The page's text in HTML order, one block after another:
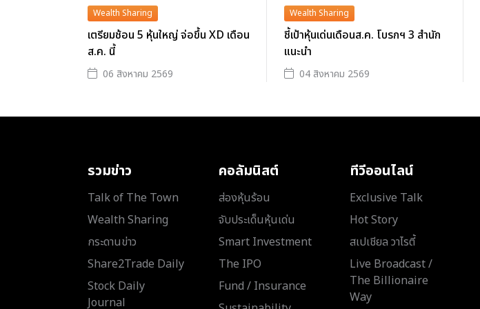
Wealth Sharing
เตรียมช้อน 5 หุ้นใหญ่ จ่อขึ้น XD เดือน
ส.ค. นี้
06 สิงหาคม 2569
Wealth Sharing
ชี้เป้าหุ้นเด่นเดือนส.ค. โบรกฯ 3 สำนัก
แนะนำ
04 สิงหาคม 2569
รวมข่าว
Talk of The Town
Wealth Sharing
กระดานข่าว
Share2Trade Daily
Stock Daily
Journal
คอลัมนิสต์
ส่องหุ้นร้อน
จับประเด็นหุ้นเด่น
Smart Investment
The IPO
Fund / Insurance
ทีวีออนไลน์
Exclusive Talk
Hot Story
สเปเชียล วาไรตี้
Live Broadcast /
The Billionaire
Way